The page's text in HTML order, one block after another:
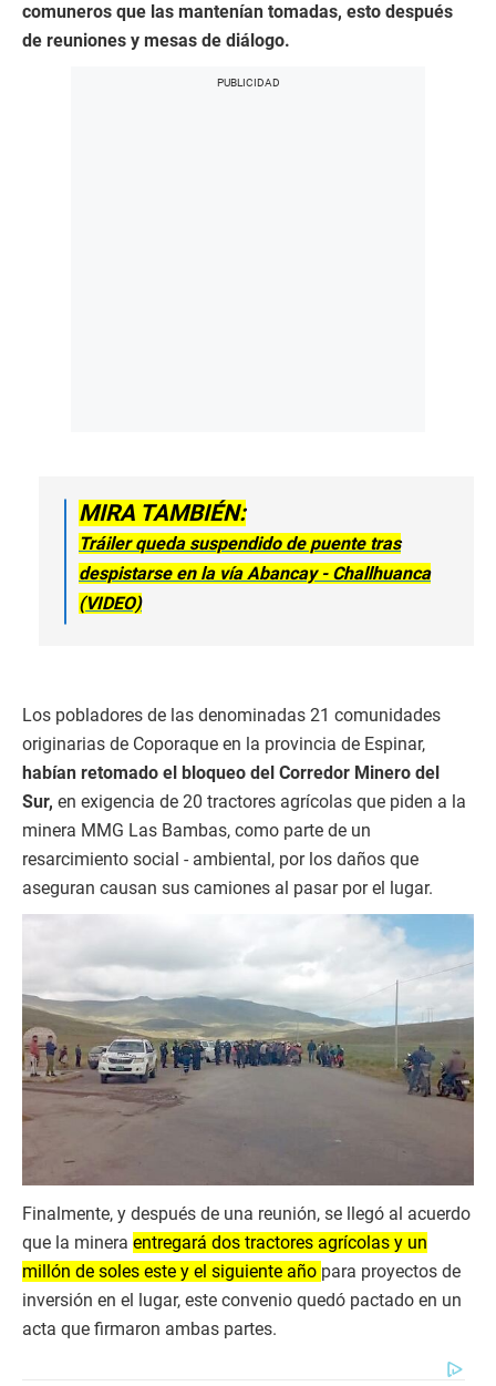
comuneros que las mantenían tomadas, esto después
de reuniones y mesas de diálogo.
MIRA TAMBIÉN:
Tráiler queda suspendido de puente tras
despistarse en la vía Abancay - Challhuanca
(VIDEO)
Los pobladores de las denominadas 21 comunidades
originarias de Coporaque en la provincia de Espinar,
habían retomado el bloqueo del Corredor Minero del
Sur, en exigencia de 20 tractores agrícolas que piden a la
minera MMG Las Bambas, como parte de un
resarcimiento social - ambiental, por los daños que
aseguran causan sus camiones al pasar por el lugar.
Finalmente, y después de una reunión, se llegó al acuerdo
que la minera entregará dos tractores agrícolas y un
millón de soles este y el siguiente año para proyectos de
inversión en el lugar, este convenio quedó pactado en un
acta que firmaron ambas partes.